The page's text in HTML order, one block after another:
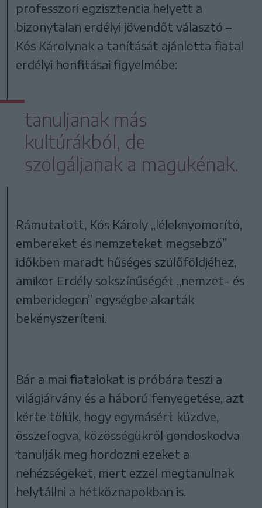
professzori egzisztencia helyett a
bizonytalan erdélyi jövendőt választó –
Kós Károlynak a tanítását ajánlotta fiatal
erdélyi honfitásai figyelmébe:
tanuljanak más
kultúrákból, de
szolgáljanak a magukénak.
Rámutatott, Kós Károly „léleknyomorító,
embereket és nemzeteket megsebző”
időkben maradt hűséges szülőföldjéhez,
amikor Erdély sokszínűségét „nemzet- és
emberidegen” egységbe akarták
bekényszeríteni.
Bár a mai fiatalokat is próbára teszi a
világjárvány és a háború fenyegetése, azt
kérte tőlük, hogy egymásért küzdve,
összefogva, közösségükről gondoskodva
tanulják meg hordozni ezeket a
nehézségeket, mert ezzel megtanulnak
helytállni a hétköznapokban is.